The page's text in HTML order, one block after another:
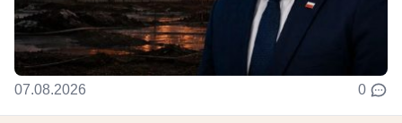
07.08.2026 0